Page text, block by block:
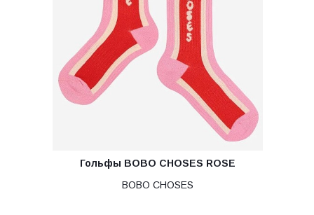
Гольфы BOBO CHOSES ROSE
BOBO CHOSES